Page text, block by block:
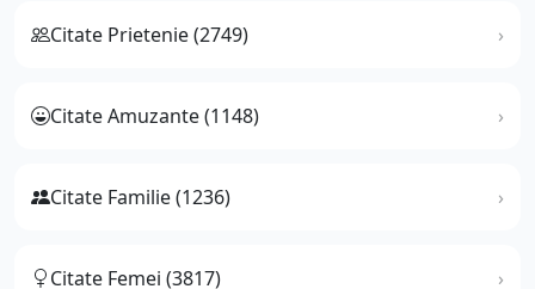
Citate Prietenie (2749)
Citate Amuzante (1148)
Citate Familie (1236)
Citate Femei (3817)